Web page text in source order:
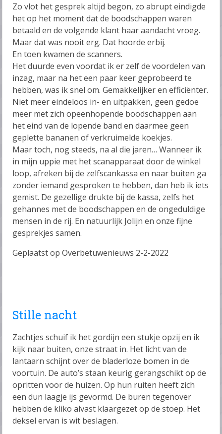
Zo vlot het gesprek altijd begon, zo abrupt eindigde
het op het moment dat de boodschappen waren
betaald en de volgende klant haar aandacht vroeg.
Maar dat was nooit erg. Dat hoorde erbij.
En toen kwamen de scanners.
Het duurde even voordat ik er zelf de voordelen van
inzag, maar na het een paar keer geprobeerd te
hebben, was ik snel om. Gemakkelijker en efficiënter.
Niet meer eindeloos in- en uitpakken, geen gedoe
meer met zich opeenhopende boodschappen aan
het eind van de lopende band en daarmee geen
geplette bananen of verkruimelde koekjes.
Maar toch, nog steeds, na al die jaren… Wanneer ik
in mijn uppie met het scanapparaat door de winkel
loop, afreken bij de zelfscankassa en naar buiten ga
zonder iemand gesproken te hebben, dan heb ik iets
gemist. De gezellige drukte bij de kassa, zelfs het
gehannes met de boodschappen en de ongeduldige
mensen in de rij. En natuurlijk Jolijn en onze fijne
gesprekjes samen.
Geplaatst op Overbetuwenieuws 2-2-2022
Stille nacht
Zachtjes schuif ik het gordijn een stukje opzij en ik
kijk naar buiten, onze straat in. Het licht van de
lantaarn schijnt over de bladerloze bomen in de
voortuin. De auto’s staan keurig gerangschikt op de
opritten voor de huizen. Op hun ruiten heeft zich
een dun laagje ijs gevormd. De buren tegenover
hebben de kliko alvast klaargezet op de stoep. Het
deksel ervan is wit beslagen.